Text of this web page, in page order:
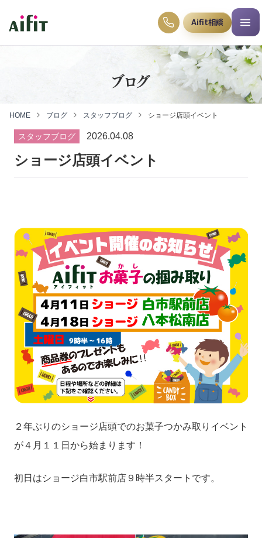
Aifit相談
ブログ
HOME ブログ スタッフブログ ショージ店頭イベント
スタッフブログ 2026.04.08
ショージ店頭イベント
２年ぶりのショージ店頭でのお菓子つかみ取りイベント
が４月１１日から始まります！
初日はショージ白市駅前店９時半スタートです。